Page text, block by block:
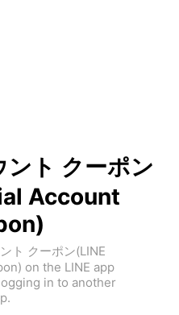
ント クーポン
Account
ト クーポン(LINE
on the LINE app
in to another